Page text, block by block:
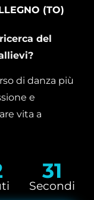
(TO)
del
di danza più
e
vita a
29
Secondi